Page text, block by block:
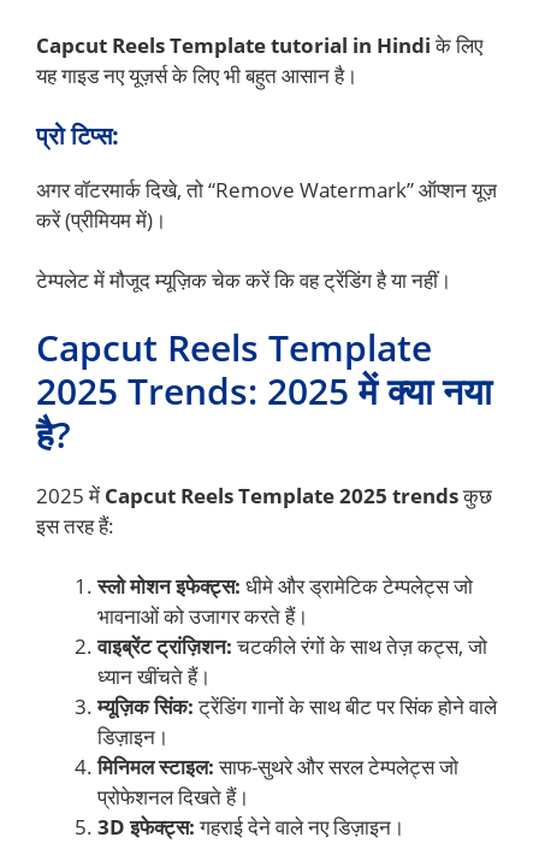
Capcut Reels Template tutorial in Hindiके लिए
यह गाइड नए यूज़र्स के लिए भी बहुत आसान है।
प्रो टिप्स:
अगर वॉटरमार्क दिखे, तो “Remove Watermark” ऑप्शन यूज़
करें (प्रीमियम में)।
टेम्पलेट में मौजूद म्यूज़िक चेक करें कि वह ट्रेंडिंग है या नहीं।
Capcut Reels Template
2025 Trends: 2025 में क्या नया
है?
2025 में Capcut Reels Template 2025 trendsकुछ
इस तरह हैं:
स्लो मोशन इफेक्ट्स: धीमे और ड्रामेटिक टेम्पलेट्स जो
भावनाओं को उजागर करते हैं।
वाइब्रेंट ट्रांज़िशन:चटकीले रंगों के साथ तेज़ कट्स, जो
ध्यान खींचते हैं।
म्यूज़िक सिंक:ट्रेंडिंग गानों के साथ बीट पर सिंक होने वाले
डिज़ाइन।
मिनिमल स्टाइल:साफ-सुथरे और सरल टेम्पलेट्स जो
प्रोफेशनल दिखते हैं।
3D इफेक्ट्स:गहराई देने वाले नए डिज़ाइन।